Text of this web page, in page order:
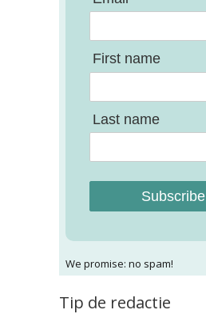
First name
Last name
Subscribe
We promise: no spam!
Tip de redactie